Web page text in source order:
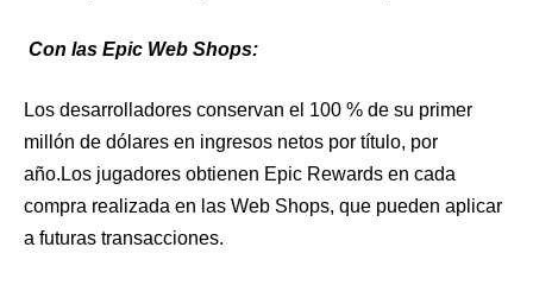
Con las Epic Web Shops:
Los desarrolladores conservan el 100 % de su primer
millón de dólares en ingresos netos por título, por
año.Los jugadores obtienen Epic Rewards en cada
compra realizada en las Web Shops, que pueden aplicar
a futuras transacciones.